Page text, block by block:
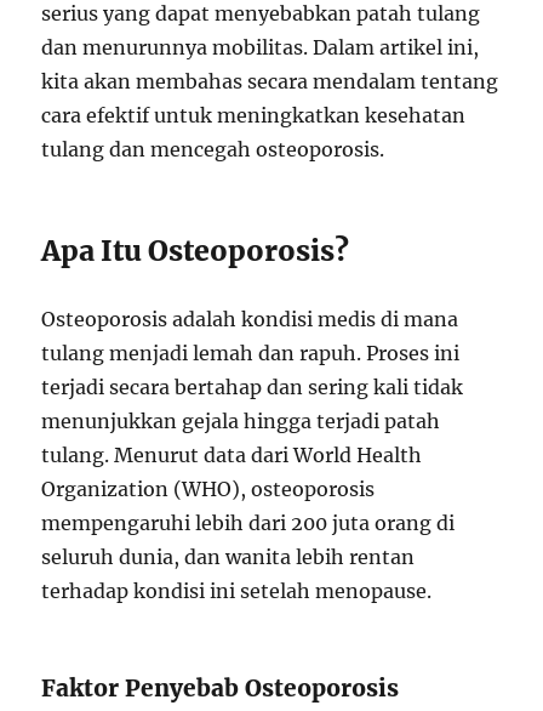
serius yang dapat menyebabkan patah tulang
dan menurunnya mobilitas. Dalam artikel ini,
kita akan membahas secara mendalam tentang
cara efektif untuk meningkatkan kesehatan
tulang dan mencegah osteoporosis.
Apa Itu Osteoporosis?
Osteoporosis adalah kondisi medis di mana
tulang menjadi lemah dan rapuh. Proses ini
terjadi secara bertahap dan sering kali tidak
menunjukkan gejala hingga terjadi patah
tulang. Menurut data dari World Health
Organization (WHO), osteoporosis
mempengaruhi lebih dari 200 juta orang di
seluruh dunia, dan wanita lebih rentan
terhadap kondisi ini setelah menopause.
Faktor Penyebab Osteoporosis